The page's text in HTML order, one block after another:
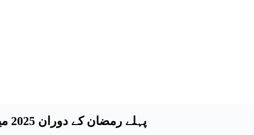
پہلے رمضان کے دوران 2025 میں نئے مسلمانوں کے لیے ایک گائیڈ